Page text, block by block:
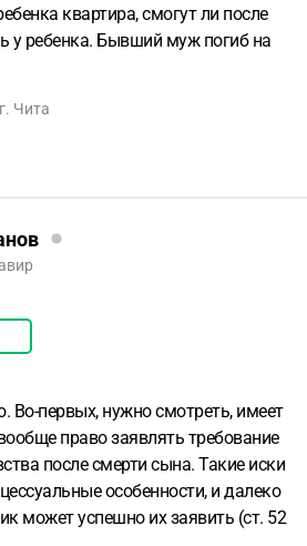
квартира, смогут ли после
у ребенка. Бывший муж погиб на
г. Чита
Во-первых, нужно смотреть, имеет
право заявлять требование
после смерти сына. Такие иски
особенности, и далеко
может успешно их заявить (ст. 52